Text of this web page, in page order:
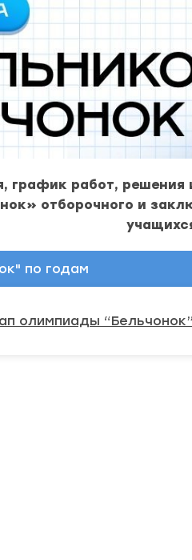
график работ, решения
отборочного и
по годам
олимпиады